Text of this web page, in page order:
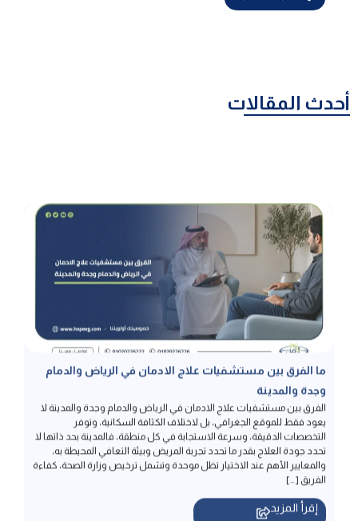
أحدث المقالات
ما الفرق بين مستشفيات علاج الادمان في الرياض والدمام
وجدة والمدينة
الفرق بين مستشفيات علاج الادمان في الرياض والدمام وجدة والمدينة لا
يعود فقط للموقع الجغرافي، بل لاختلاف الكثافة السكانية، وتوفر
التخصصات الدقيقة، وسرعة الاستجابة في كل منطقة، فالمدينة بحد ذاتها لا
تحدد جودة العلاج بقدر ما تحدد تجربة المريض وبيئة التعافي المحيطة به،
والمعايير الأهم عند الاختيار تظل موحدة وتشمل ترخيص وزارة الصحة، كفاءة
الفريق […]
إقرأ المزيد